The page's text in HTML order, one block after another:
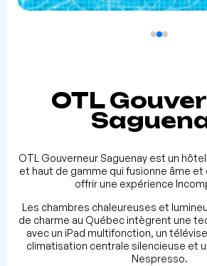
OTL
OTL Gouverneur Saguenay est un
et haut de gamme qui fusionne âme
offrir une expérience
Les chambres chaleureuses et
de charme au Québec intègrent une
avec un iPad multifonction, un
climatisation centrale silencieuse et
Nespresso.